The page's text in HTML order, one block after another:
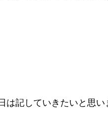
記していきたいと思い